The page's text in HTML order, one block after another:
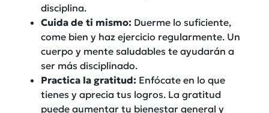
disciplina.
Cuida de ti mismo: Duerme lo suficiente,
come bien y haz ejercicio regularmente. Un
cuerpo y mente saludables te ayudarán a
ser más disciplinado.
Practica la gratitud: Enfócate en lo que
tienes y aprecia tus logros. La gratitud
puede aumentar tu bienestar general y